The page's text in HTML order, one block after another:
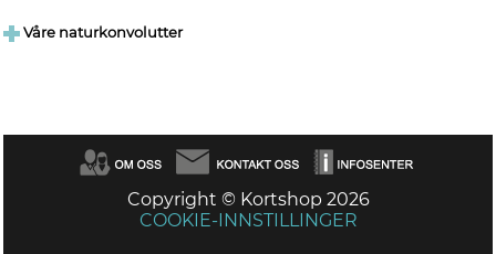
Våre naturkonvolutter
Copyright © Kortshop 2026
COOKIE-INNSTILLINGER